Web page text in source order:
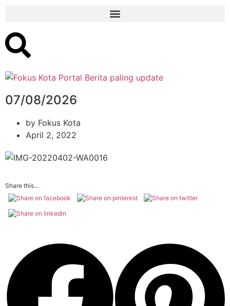
07/08/2026
by Fokus Kota
April 2, 2022
Share this...